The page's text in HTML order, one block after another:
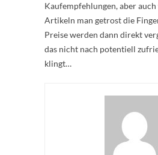
Kaufempfehlungen, aber
Artikeln man getrost die
Preise werden dann direkt
das nicht nach potentiell
klingt…